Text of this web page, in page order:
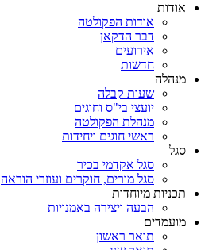
אודות
אודות הפקולטה
דבר הדקאן
אירועים
חדשות
מנהלה
שעות קבלה
יועצי בי"ס וחוגים
מנהלת הפקולטה
ראשי חוגים ויחידות
סגל
סגל אקדמי בכיר
סגל מורים, חוקרים ועוזרי הוראה
תכניות מיוחדות
הבעה ויצירה באמנויות
מועמדים
תואר ראשון